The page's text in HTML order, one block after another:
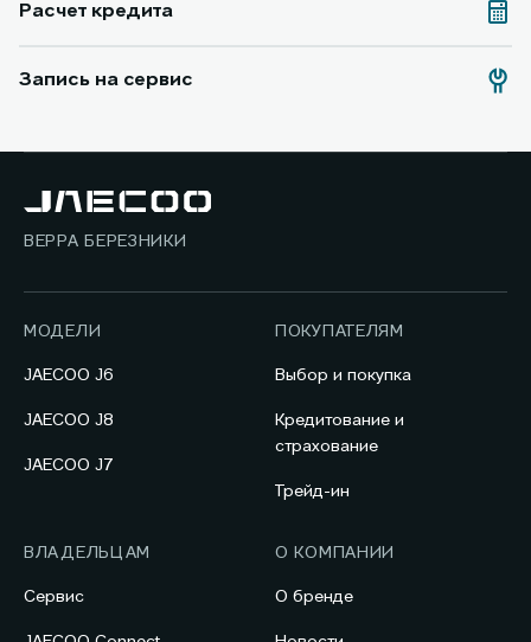
Расчет кредита
Запись на сервис
ВЕРРА БЕРЕЗНИКИ
МОДЕЛИ
JAECOO J6
JAECOO J8
JAECOO J7
ПОКУПАТЕЛЯМ
Выбор и покупка
Кредитование и
страхование
Трейд-ин
ВЛАДЕЛЬЦАМ
Сервис
О КОМПАНИИ
О бренде